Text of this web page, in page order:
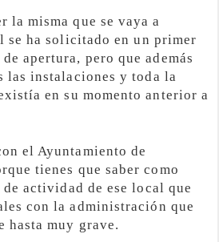
la misma que se vaya a
se ha solicitado en un primer
apertura, pero que además
las instalaciones y toda la
en su momento anterior a
el Ayuntamiento de
tienes que saber como
actividad de ese local que
con la administración que
hasta muy grave.